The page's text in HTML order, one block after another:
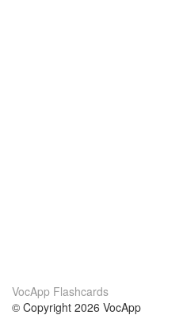
VocApp Flashcards
© Copyright 2026 VocApp